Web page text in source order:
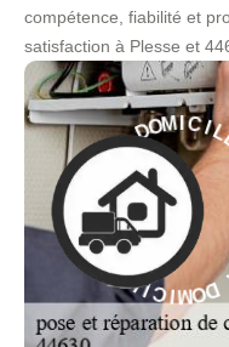
compétence, fiabilité et
satisfaction à Plesse et
S
E
R
V
I
E
DO
MICILE -
I
C
I
L
E
-